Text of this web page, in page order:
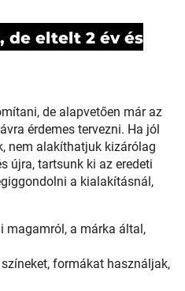
de eltelt 2 év és
de alapvetően már az
érdemes tervezni. Ha jól
nem alakíthatjuk kizárólag
újra, tartsunk ki az eredeti
a kialakításnál,
magamról, a márka által,
formákat használjak,